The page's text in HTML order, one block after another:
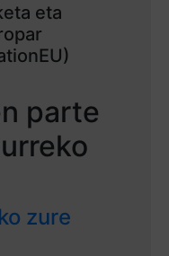
eta
parte
zure